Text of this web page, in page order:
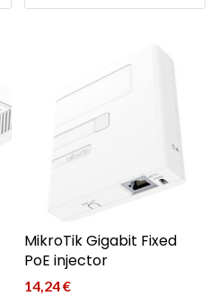
MikroTik Gigabit Fixed
PoE injector
14,24€